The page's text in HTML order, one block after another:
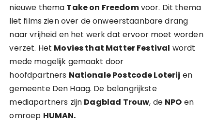
nieuwe thema Take on Freedomvoor. Dit thema
liet films zien over de onweerstaanbare drang
naar vrijheid en het werk dat ervoor moet worden
verzet. Het Movies that Matter Festival wordt
mede mogelijk gemaakt door
hoofdpartners Nationale Postcode Loterij en
gemeente Den Haag. De belangrijkste
mediapartners zijn Dagblad Trouw, de NPO en
omroep HUMAN.